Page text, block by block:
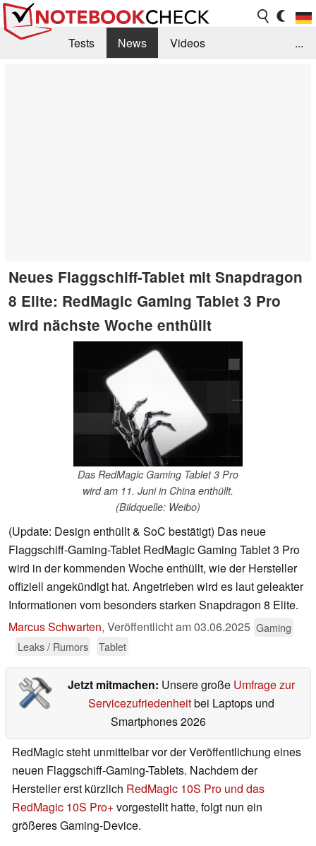
Tests News
Videos
...
Neues Flaggschiff-Tablet mit Snapdragon
8 Elite: RedMagic Gaming Tablet 3 Pro
wird nächste Woche enthüllt
Das RedMagic Gaming Tablet 3 Pro
wird am 11. Juni in China enthüllt.
(Bildquelle: Weibo)
(Update: Design enthüllt & SoC bestätigt) Das neue
Flaggschiff-Gaming-Tablet RedMagic Gaming Tablet 3 Pro
wird in der kommenden Woche enthüllt, wie der Hersteller
offiziell angekündigt hat. Angetrieben wird es laut geleakter
Informationen vom besonders starken Snapdragon 8 Elite.
Marcus Schwarten, Veröffentlicht am03.06.2025 Gaming
Leaks / Rumors
Tablet
Jetzt mitmachen: Unsere große Umfrage zur
Servicezufriedenheitbei Laptops und
Smartphones 2026
RedMagic steht unmittelbar vor der Veröffentlichung eines
neuen Flaggschiff-Gaming-Tablets. Nachdem der
Hersteller erst kürzlich RedMagic 10S Pro und das
RedMagic 10S Pro+vorgestellt hatte, folgt nun ein
größeres Gaming-Device.